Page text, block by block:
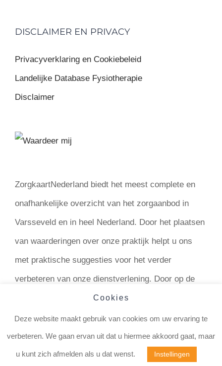
DISCLAIMER EN PRIVACY
Privacyverklaring en Cookiebeleid
Landelijke Database Fysiotherapie
Disclaimer
ZorgkaartNederland biedt het meest complete en
onafhankelijke overzicht van het zorgaanbod in
Varsseveld en in heel Nederland. Door het plaatsen
van waarderingen over onze praktijk helpt u ons
met praktische suggesties voor het verder
verbeteren van onze dienstverlening. Door op de
link te klikken ziet u de recensies van
onze cliënten viaZorgkaart Nederland.
Cookies
Deze website maakt gebruik van cookies om uw ervaring te
verbeteren. We gaan ervan uit dat u hiermee akkoord gaat, maar
u kunt zich afmelden als u dat wenst. Instellingen